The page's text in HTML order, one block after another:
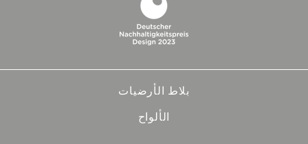
بلاط الأرضيات
الألواح